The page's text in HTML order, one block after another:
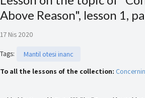
Above Reason", lesson 1,
17 Nis 2020
Tags:
Mantil otesi inanc
To all the lessons of the collection: